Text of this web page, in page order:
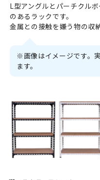
L型アングルとパーチクル
のあるラックです。
金属との接触を嫌う物の収
※画像はイメージです。
ます。